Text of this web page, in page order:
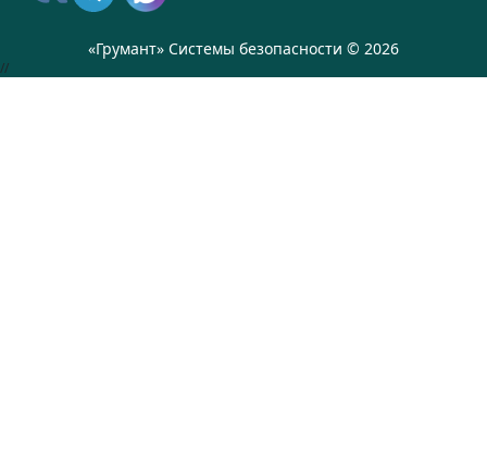
«Грумант» Системы безопасности © 2026
//